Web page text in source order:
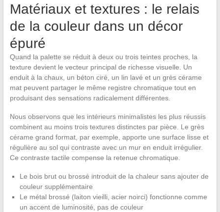
Matériaux et textures : le relais
de la couleur dans un décor
épuré
Quand la palette se réduit à deux ou trois teintes proches, la
texture devient le vecteur principal de richesse visuelle. Un
enduit à la chaux, un béton ciré, un lin lavé et un grès cérame
mat peuvent partager le même registre chromatique tout en
produisant des sensations radicalement différentes.
Nous observons que les intérieurs minimalistes les plus réussis
combinent au moins trois textures distinctes par pièce. Le grès
cérame grand format, par exemple, apporte une surface lisse et
régulière au sol qui contraste avec un mur en enduit irrégulier.
Ce contraste tactile compense la retenue chromatique.
Le bois brut ou brossé introduit de la chaleur sans ajouter de
couleur supplémentaire
Le métal brossé (laiton vieilli, acier noirci) fonctionne comme
un accent de luminosité, pas de couleur